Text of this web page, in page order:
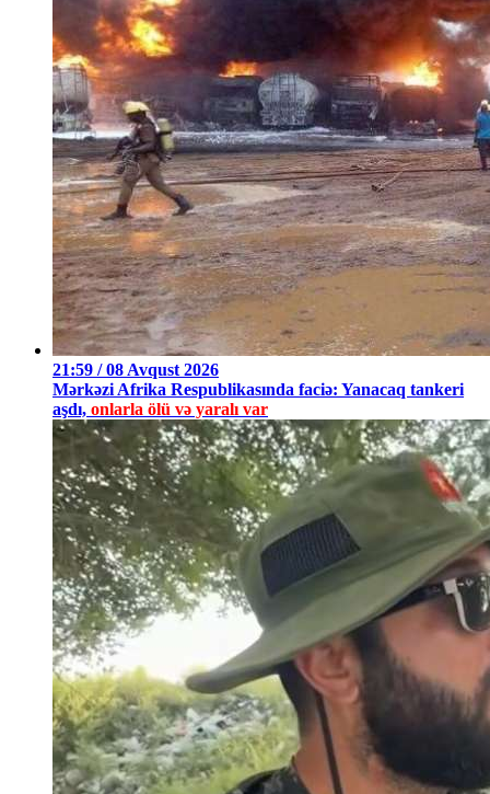
21:59 / 08 Avqust 2026
Mərkəzi Afrika Respublikasında faciə: Yanacaq tankeri
aşdı, onlarla ölü və yaralı var